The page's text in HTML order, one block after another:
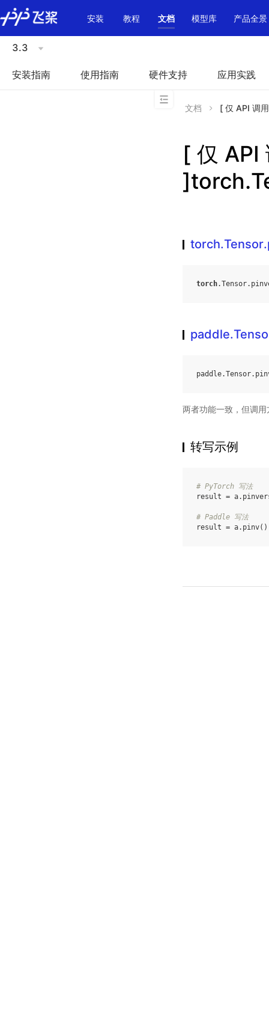
\u200E
安装
教程 文档 模型库 产品全景
3.3
安装指南 使用指南 硬件支持 应用实践
文档 [ 仅 API 调
[ 仅 API
torch.Tensor.
paddle.Tensor.
两者功能一致，但调
转写示例
# PyTorch 写法
result = a.
# Paddle 写法
result = a. pinv()